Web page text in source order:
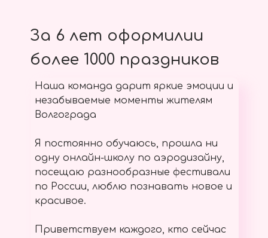
За 6 лет оформилии
более 1000 праздников
Наша команда дарит яркие эмоции и
незабываемые моменты жителям
Волгограда
Я постоянно обучаюсь, прошла ни
одну онлайн-школу по аэродизайну,
посещаю разнообразные фестивали
по России, люблю познавать новое и
красивое.
Приветствуем каждого, кто сейчас